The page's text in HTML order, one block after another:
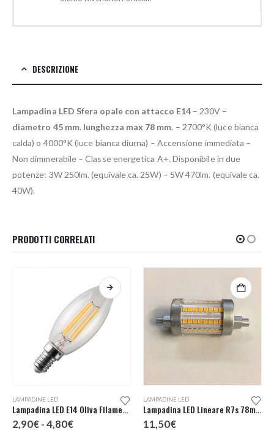
DESCRIZIONE
Lampadina LED Sfera opale con attacco E14– 230V –
diametro 45 mm. lunghezza max 78 mm. – 2700°K (luce bianca
calda) o 4000°K (luce bianca diurna) – Accensione immediata –
Non dimmerabile – Classe energetica A+. Disponibile in due
potenze: 3W 250lm. (equivale ca. 25W) – 5W 470lm. (equivale ca.
40W).
PRODOTTI CORRELATI
LAMPADINE LED
Lampadina LED E14 Oliva Filamento
2,90€ - 4,80€Fascia
LAMPADINE LED
Lampadina LED Lineare R7s 78mm 230V
11,50€